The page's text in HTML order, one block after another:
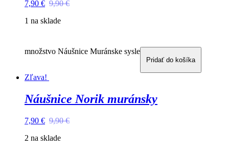
9,90€
7,90 €
1 na sklade
množstvo Náušnice Muránske sysle
Pridať do košíka
Zľava!
Náušnice Norik muránsky
9,90€
7,90 €
2 na sklade